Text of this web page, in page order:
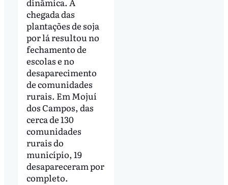
chegada das
plantações de soja
por lá resultou no
fechamento de
escolas e no
desaparecimento
de comunidades
rurais. Em Mojuí
dos Campos, das
cerca de 130
comunidades
rurais do
município, 19
desapareceram por
completo.